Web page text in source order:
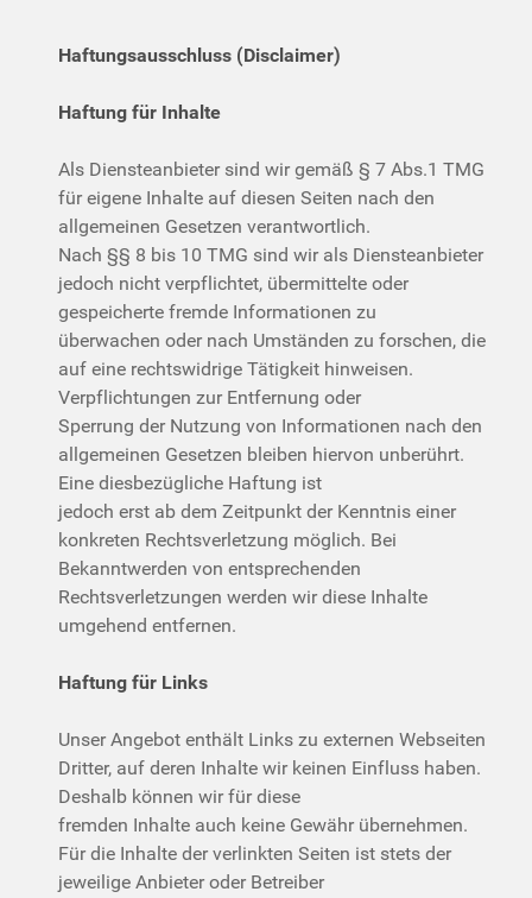
Haftungsausschluss (Disclaimer)
Haftung für Inhalte
Als Diensteanbieter sind wir gemäß § 7 Abs.1 TMG
für eigene Inhalte auf diesen Seiten nach den
allgemeinen Gesetzen verantwortlich.
Nach §§ 8 bis 10 TMG sind wir als Diensteanbieter
jedoch nicht verpflichtet, übermittelte oder
gespeicherte fremde Informationen zu
überwachen oder nach Umständen zu forschen, die
auf eine rechtswidrige Tätigkeit hinweisen.
Verpflichtungen zur Entfernung oder
Sperrung der Nutzung von Informationen nach den
allgemeinen Gesetzen bleiben hiervon unberührt.
Eine diesbezügliche Haftung ist
jedoch erst ab dem Zeitpunkt der Kenntnis einer
konkreten Rechtsverletzung möglich. Bei
Bekanntwerden von entsprechenden
Rechtsverletzungen werden wir diese Inhalte
umgehend entfernen.
Haftung für Links
Unser Angebot enthält Links zu externen Webseiten
Dritter, auf deren Inhalte wir keinen Einfluss haben.
Deshalb können wir für diese
fremden Inhalte auch keine Gewähr übernehmen.
Für die Inhalte der verlinkten Seiten ist stets der
jeweilige Anbieter oder Betreiber